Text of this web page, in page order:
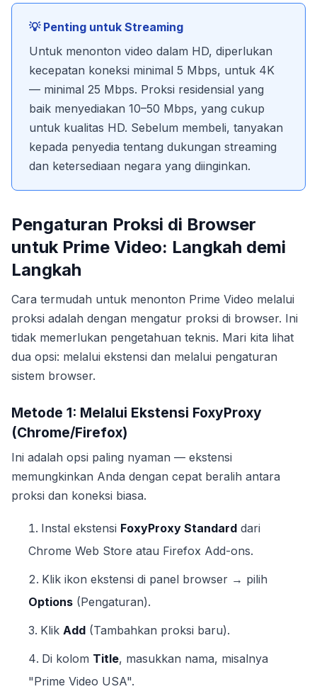
💡 Penting untuk Streaming
Untuk menonton video dalam HD, diperlukan
kecepatan koneksi minimal 5 Mbps, untuk 4K
— minimal 25 Mbps. Proksi residensial yang
baik menyediakan 10–50 Mbps, yang cukup
untuk kualitas HD. Sebelum membeli, tanyakan
kepada penyedia tentang dukungan streaming
dan ketersediaan negara yang diinginkan.
Pengaturan Proksi di Browser
untuk Prime Video: Langkah demi
Langkah
Cara termudah untuk menonton Prime Video melalui
proksi adalah dengan mengatur proksi di browser. Ini
tidak memerlukan pengetahuan teknis. Mari kita lihat
dua opsi: melalui ekstensi dan melalui pengaturan
sistem browser.
Metode 1: Melalui Ekstensi FoxyProxy
(Chrome/Firefox)
Ini adalah opsi paling nyaman — ekstensi
memungkinkan Anda dengan cepat beralih antara
proksi dan koneksi biasa.
Instal ekstensi FoxyProxy Standard dari
Chrome Web Store atau Firefox Add-ons.
Klik ikon ekstensi di panel browser → pilih
Options (Pengaturan).
Klik Add (Tambahkan proksi baru).
Di kolom Title, masukkan nama, misalnya
"Prime Video USA".